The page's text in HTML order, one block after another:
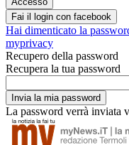
Fai il login con facebook
Hai dimenticato la
myprivacy
Recupero della password
Recupera la tua password
La password verrà inviata